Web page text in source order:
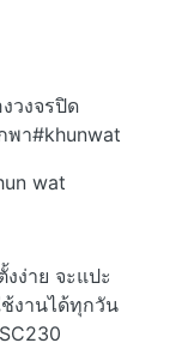
วงจรปิด
พา#khunwat
wat
ง่าย จะแปะ
งานได้ทุกวัน